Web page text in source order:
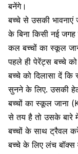
बनेंगे।
बच्चे से उसकी भावनाएं
के बिना किसी नई
कल बच्चों का स्कूल
पहले ही पेरेंट्स बच्चे
बच्चे को दिलासा दें
सुनने के लिए. उसकी
बच्चों का स्कूल जाना
से तय है तो उसके बारे
बच्चों के साथट्रैवल
बच्चे के लिए लंच बॉक्स